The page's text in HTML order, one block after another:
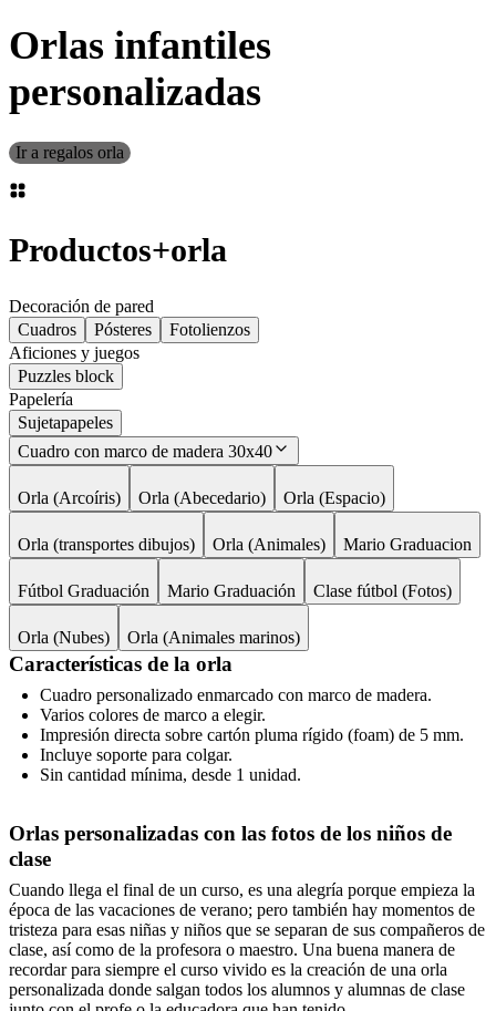
Orlas infantiles
personalizadas
Ir a regalos orla
Productos+orla
Decoración de pared
Cuadros
Pósteres
Fotolienzos
Aficiones y juegos
Puzzles block
Papelería
Sujetapapeles
Cuadro con marco de madera 30x40
Orla (Arcoíris) Orla (Abecedario) Orla (Espacio)
Orla (transportes dibujos) Orla (Animales) Mario Graduacion
Fútbol Graduación Mario Graduación Clase fútbol (Fotos)
Orla (Nubes) Orla (Animales marinos)
Características de la orla
Cuadro personalizado enmarcado con marco de madera.
Varios colores de marco a elegir.
Impresión directa sobre cartón pluma rígido (foam) de 5 mm.
Incluye soporte para colgar.
Sin cantidad mínima, desde 1 unidad.
Orlas personalizadas con las fotos de los niños de
clase
Cuando llega el final de un curso, es una alegría porque empieza la
época de las vacaciones de verano; pero también hay momentos de
tristeza para esas niñas y niños que se separan de sus compañeros de
clase, así como de la profesora o maestro. Una buena manera de
recordar para siempre el curso vivido es la creación de una orla
personalizada donde salgan todos los alumnos y alumnas de clase